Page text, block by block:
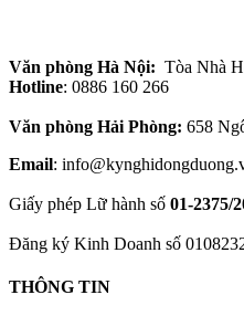
Văn phòng Hà Nội: Tòa Nhà
Hotline: 0886 160 266
Văn phòng Hải Phòng: 658
Email:
Giấy phép Lữ hành số 01-2375/
Đăng ký Kinh Doanh số
THÔNG TIN